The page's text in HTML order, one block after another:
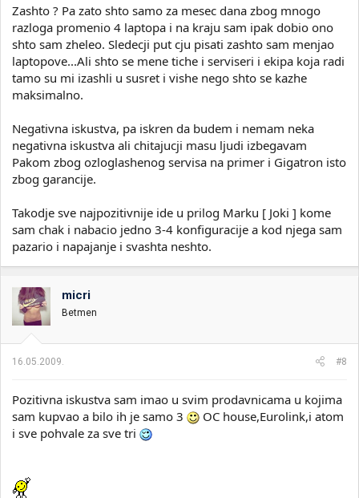
Zashto ? Pa zato shto samo za mesec dana zbog mnogo
razloga promenio 4 laptopa i na kraju sam ipak dobio ono
shto sam zheleo. Sledecji put cju pisati zashto sam menjao
laptopove...Ali shto se mene tiche i serviseri i ekipa koja radi
tamo su mi izashli u susret i vishe nego shto se kazhe
maksimalno.
Negativna iskustva, pa iskren da budem i nemam neka
negativna iskustva ali chitajucji masu ljudi izbegavam
Pakom zbog ozloglashenog servisa na primer i Gigatron isto
zbog garancije.
Takodje sve najpozitivnije ide u prilog Marku [ Joki ] kome
sam chak i nabacio jedno 3-4 konfiguracije a kod njega sam
pazario i napajanje i svashta neshto.
micri
Betmen
16.05.2009. #8
Pozitivna iskustva sam imao u svim prodavnicama u kojima
sam kupvao a bilo ih je samo 3
OC house,Eurolink,i atom
i sve pohvale za sve tri